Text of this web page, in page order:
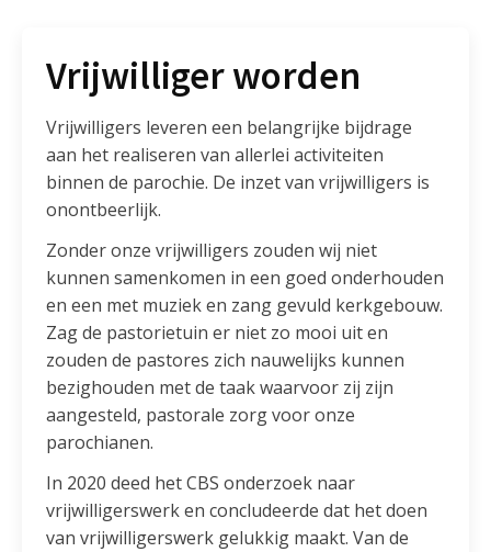
Vrijwilliger worden
Vrijwilligers leveren een belangrijke bijdrage
aan het realiseren van allerlei activiteiten
binnen de parochie. De inzet van vrijwilligers is
onontbeerlijk.
Zonder onze vrijwilligers zouden wij niet
kunnen samenkomen in een goed onderhouden
en een met muziek en zang gevuld kerkgebouw.
Zag de pastorietuin er niet zo mooi uit en
zouden de pastores zich nauwelijks kunnen
bezighouden met de taak waarvoor zij zijn
aangesteld, pastorale zorg voor onze
parochianen.
In 2020 deed het CBS onderzoek naar
vrijwilligerswerk en concludeerde dat het doen
van vrijwilligerswerk gelukkig maakt. Van de